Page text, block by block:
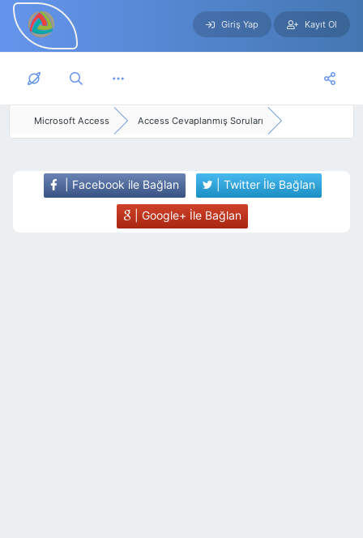
Skip to main content
Giriş Yap Kayıt Ol
Microsoft Access Access Cevaplanmış Soruları
| Facebook ile Bağlan | Twitter İle Bağlan
| Google+ İle Bağlan